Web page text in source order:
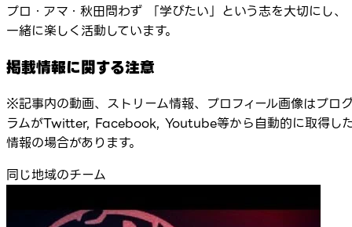
プロ・アマ・秋田問わず 「学びたい」という志を大切にし、
一緒に楽しく活動しています。
掲載情報に関する注意
※記事内の動画、ストリーム情報、プロフィール画像はプロ
ラムがTwitter, Facebook, Youtube等から自動的に取得し
情報の場合があります。
同じ地域のチーム